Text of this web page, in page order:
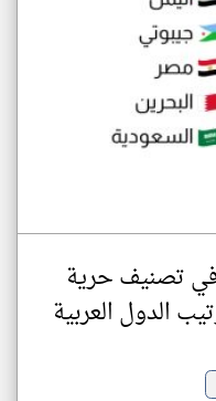
في تصنيف حرية
الدول العربية